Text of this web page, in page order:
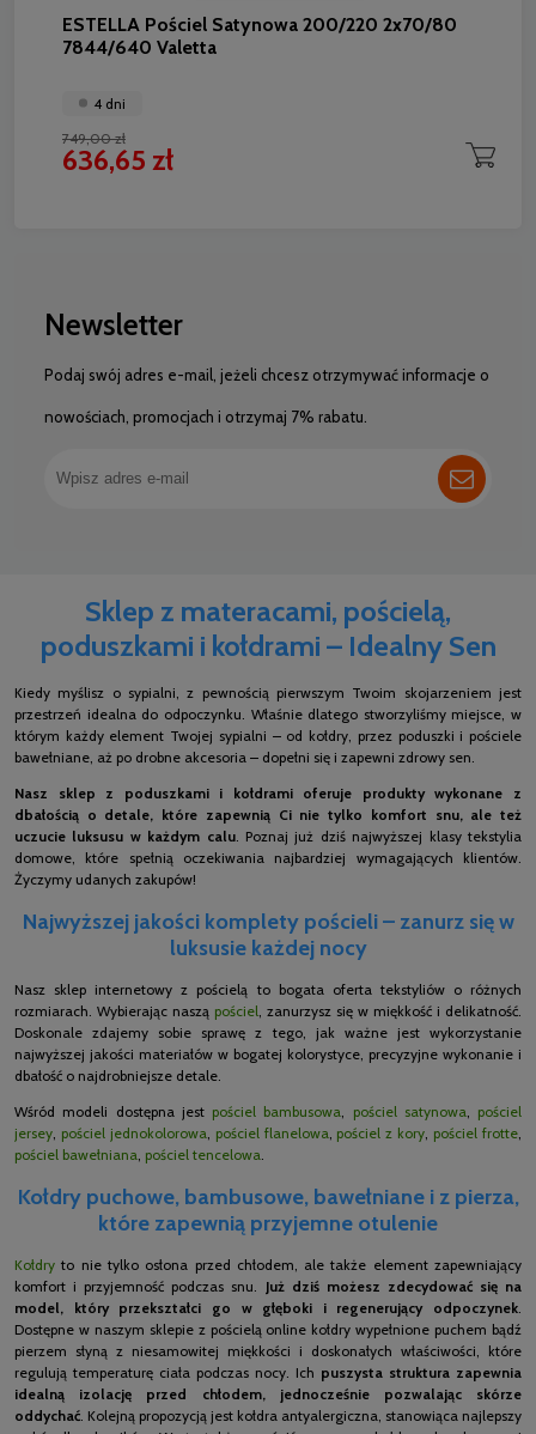
ESTELLA Pościel Satynowa 200/220 2x70/80
7844/640 Valetta
4 dni
749,00 zł
636,65 zł
Newsletter
Podaj swój adres e-mail, jeżeli chcesz otrzymywać informacje o
nowościach, promocjach i otrzymaj 7% rabatu.
Sklep z materacami, pościelą,
poduszkami i kołdrami – Idealny Sen
Kiedy myślisz o sypialni, z pewnością pierwszym Twoim skojarzeniem jest
przestrzeń idealna do odpoczynku. Właśnie dlatego stworzyliśmy miejsce, w
którym każdy element Twojej sypialni – od kołdry, przez poduszki i pościele
bawełniane, aż po drobne akcesoria – dopełni się i zapewni zdrowy sen.
Nasz sklep z poduszkami i kołdrami oferuje produkty wykonane z
dbałością o detale, które zapewnią Ci nie tylko komfort snu, ale też
uczucie luksusu w każdym calu. Poznaj już dziś najwyższej klasy tekstylia
domowe, które spełnią oczekiwania najbardziej wymagających klientów.
Życzymy udanych zakupów!
Najwyższej jakości komplety pościeli – zanurz się w
luksusie każdej nocy
Nasz sklep internetowy z pościelą to bogata oferta tekstyliów o różnych
rozmiarach. Wybierając naszą pościel, zanurzysz się w miękkość i delikatność.
Doskonale zdajemy sobie sprawę z tego, jak ważne jest wykorzystanie
najwyższej jakości materiałów w bogatej kolorystyce, precyzyjne wykonanie i
dbałość o najdrobniejsze detale.
Wśród modeli dostępna jest pościel bambusowa, pościel satynowa, pościel
jersey, pościel jednokolorowa, pościel flanelowa, pościel z kory, pościel frotte,
pościel bawełniana, pościel tencelowa.
Kołdry puchowe, bambusowe, bawełniane i z pierza,
które zapewnią przyjemne otulenie
Kołdry to nie tylko osłona przed chłodem, ale także element zapewniający
komfort i przyjemność podczas snu. Już dziś możesz zdecydować się na
model, który przekształci go w głęboki i regenerujący odpoczynek.
Dostępne w naszym sklepie z pościelą online kołdry wypełnione puchem bądź
pierzem słyną z niesamowitej miękkości i doskonałych właściwości, które
regulują temperaturę ciała podczas nocy. Ich puszysta struktura zapewnia
idealną izolację przed chłodem, jednocześnie pozwalając skórze
oddychać. Kolejną propozycją jest kołdra antyalergiczna, stanowiąca najlepszy